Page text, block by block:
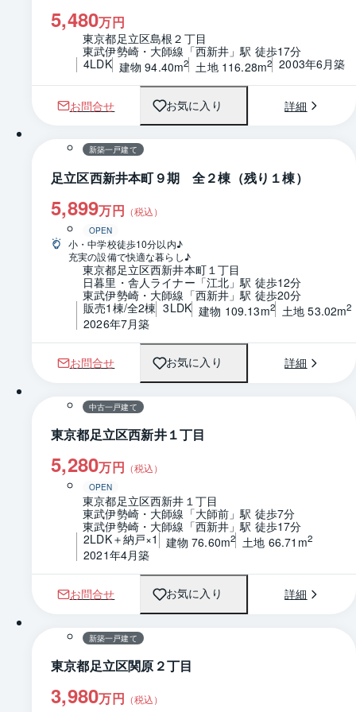
5,480万円
東京都足立区島根２丁目
東武伊勢崎・大師線「西新井」駅 徒歩17分
4LDK 建物 94.40m2 土地 116.28m2 2003年6月築
お問合せ お気に入り 詳細
1 / 0
新築一戸建て
足立区西新井本町９期 全２棟（残り１棟）
5,899万円 （税込）
OPEN
小・中学校徒歩10分以内♪
充実の設備で快適な暮らし♪
東京都足立区西新井本町１丁目
日暮里・舎人ライナー「江北」駅 徒歩12分
東武伊勢崎・大師線「西新井」駅 徒歩20分
販売1棟/全2棟 3LDK 建物 109.13m2 土地 53.02m2
2026年7月築
お問合せ お気に入り 詳細
1 / 0 間取り
中古一戸建て
東京都足立区西新井１丁目
5,280万円 （税込）
OPEN
東京都足立区西新井１丁目
東武伊勢崎・大師線「大師前」駅 徒歩7分
東武伊勢崎・大師線「西新井」駅 徒歩17分
2LDK＋納戸×1
建物 76.60m2 土地 66.71m2
2021年4月築
お問合せ お気に入り 詳細
1 / 0 間取り
新築一戸建て
東京都足立区関原２丁目
3,980万円 （税込）